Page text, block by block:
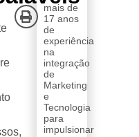
mais de
17 anos
de
experiência
na
integração
de
Marketing
e
Tecnologia
para
impulsionar